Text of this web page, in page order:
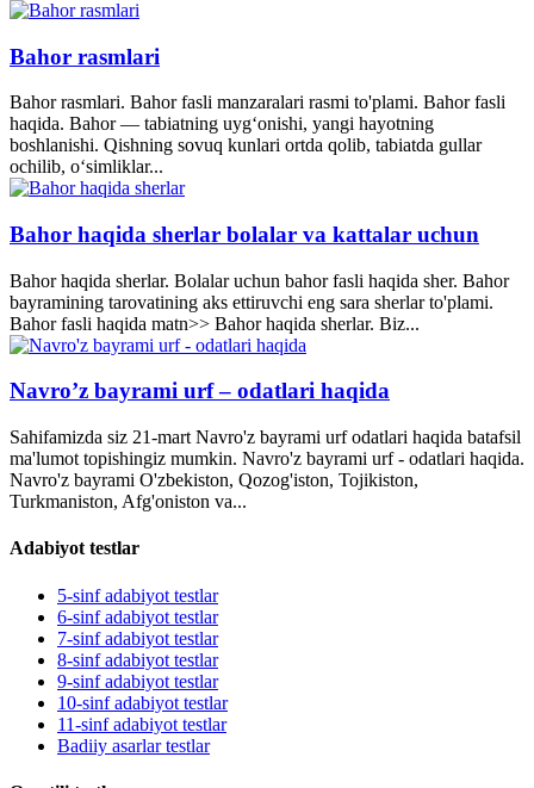
Bahor rasmlari
Bahor rasmlari. Bahor fasli manzaralari rasmi to'plami. Bahor fasli
haqida. Bahor — tabiatning uyg‘onishi, yangi hayotning
boshlanishi. Qishning sovuq kunlari ortda qolib, tabiatda gullar
ochilib, o‘simliklar...
Bahor haqida sherlar bolalar va kattalar uchun
Bahor haqida sherlar. Bolalar uchun bahor fasli haqida sher. Bahor
bayramining tarovatining aks ettiruvchi eng sara sherlar to'plami.
Bahor fasli haqida matn>> Bahor haqida sherlar. Biz...
Navro’z bayrami urf – odatlari haqida
Sahifamizda siz 21-mart Navro'z bayrami urf odatlari haqida batafsil
ma'lumot topishingiz mumkin. Navro'z bayrami urf - odatlari haqida.
Navro'z bayrami O'zbekiston, Qozog'iston, Tojikiston,
Turkmaniston, Afg'oniston va...
Adabiyot testlar
5-sinf adabiyot testlar
6-sinf adabiyot testlar
7-sinf adabiyot testlar
8-sinf adabiyot testlar
9-sinf adabiyot testlar
10-sinf adabiyot testlar
11-sinf adabiyot testlar
Badiiy asarlar testlar